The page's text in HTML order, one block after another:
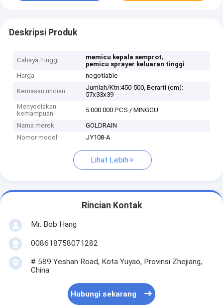
Deskripsi Produk
Cahaya Tinggi memicu kepala semprot,
pemicu sprayer keluaran tinggi
Harga
negotiable
Kemasan rincian
Jumlah/Ktn:450-500, Berarti (cm):
57x33x39
Menyediakan
kemampuan
5.000.000 PCS / MINGGU
Nama merek
GOLDRAIN
Nomor model
JY108-A
Lihat Lebih
Rincian Kontak
Mr. Bob Hang
008618758071282
# 589 Yeshan Road, Kota Yuyao, Provinsi Zhejiang,
China
Hubungi sekarang